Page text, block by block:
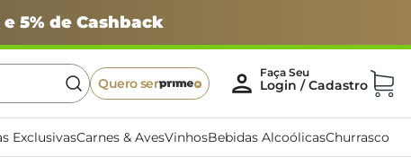
5% de Cashback
Quero ser
ExclusivasCarnes & AvesVinhosBebidas AlcoólicasChurrasco